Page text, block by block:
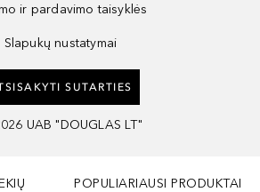
ir pardavimo taisyklės
Slapukų nustatymai
SUTARTIES
UAB "DOUGLAS LT"
POPULIARIAUSI PRODUKTAI